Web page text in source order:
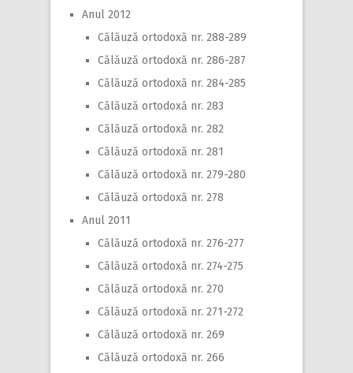
Anul 2012
Călăuză ortodoxă nr. 288-289
Călăuză ortodoxă nr. 286-287
Călăuză ortodoxă nr. 284-285
Călăuză ortodoxă nr. 283
Călăuză ortodoxă nr. 282
Călăuză ortodoxă nr. 281
Călăuză ortodoxă nr. 279-280
Călăuză ortodoxă nr. 278
Anul 2011
Călăuză ortodoxă nr. 276-277
Călăuză ortodoxă nr. 274-275
Călăuză ortodoxă nr. 270
Călăuză ortodoxă nr. 271-272
Călăuză ortodoxă nr. 269
Călăuză ortodoxă nr. 266